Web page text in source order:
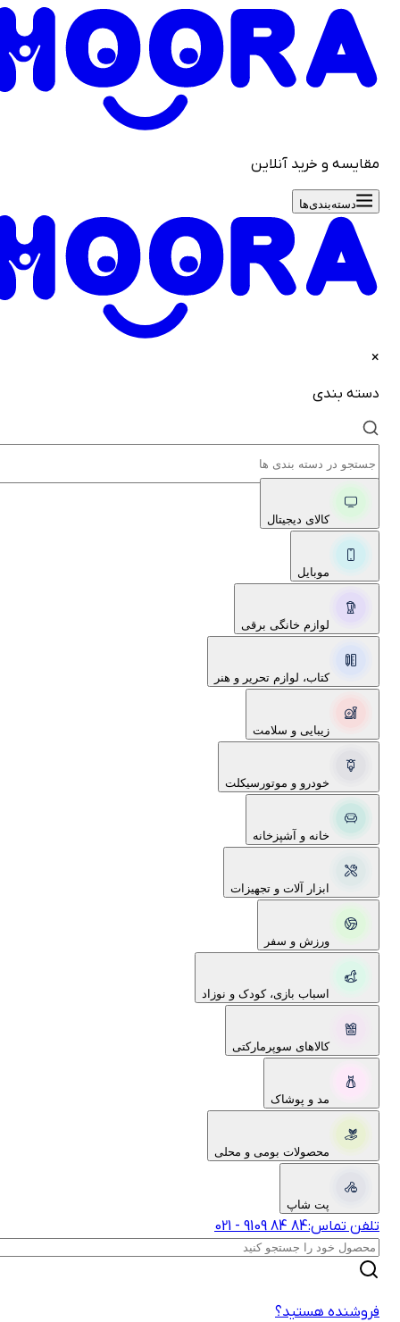
و خرید آنلاین
دسته‌بندی‌ها
بندی
کالای دیجیتال
موبایل
لوازم خانگی برقی
کتاب، لوازم تحریر و هنر
زیبایی و سلامت
خودرو و موتورسیکلت
خانه و آشپزخانه
ابزار آلات و تجهیزات
ورزش و سفر
اسباب بازی، کودک و نوزاد
کالاهای سوپرمارکتی
مد و پوشاک
محصولات بومی و محلی
پت شاپ
تماس: 021-‎9109‎ ‎84‎ ‎84‎
هستید؟